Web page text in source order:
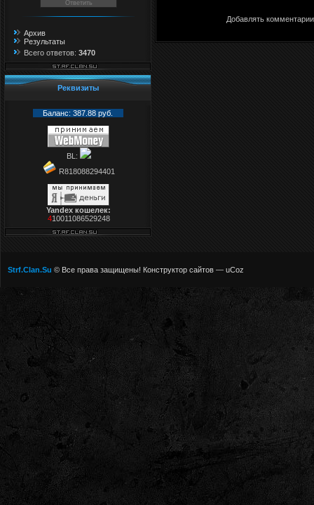
Архив
Результаты
Всего ответов: 3470
Реквизиты
Баланс: 387.88 руб.
BL:
R818088294401
Yandex кошелек:
410011086529248
Добавлять
Strf.Clan.Su © Все права защищены! Конструктор сайтов — uCoz